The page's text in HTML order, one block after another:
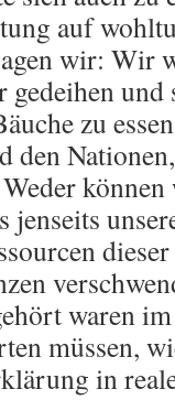
auf
wir: Wir
gedeihen
zu
den
jenseits
waren
müssen,
in